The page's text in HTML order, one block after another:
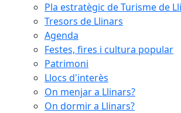
Pla estratègic de Turisme de
Tresors de Llinars
Agenda
Festes, fires i cultura popular
Patrimoni
Llocs d'interès
On menjar a Llinars?
On dormir a Llinars?